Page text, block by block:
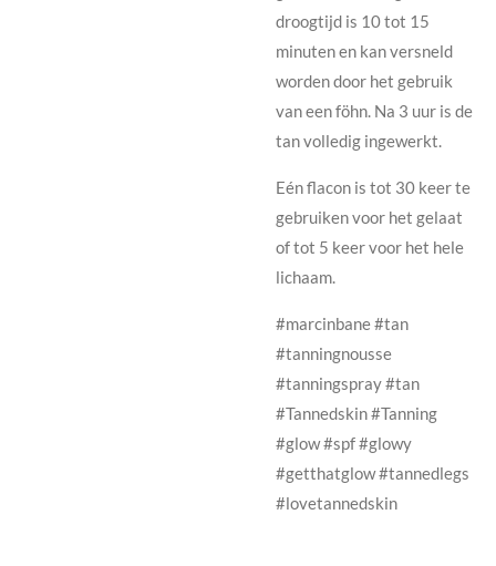
droogtijd is 10 tot 15
minuten en kan versneld
worden door het gebruik
van een föhn. Na 3 uur is de
tan volledig ingewerkt.
Eén flacon is tot 30 keer te
gebruiken voor het gelaat
of tot 5 keer voor het hele
lichaam.
#marcinbane #tan
#tanningnousse
#tanningspray #tan
#Tannedskin #Tanning
#glow #spf #glowy
#getthatglow #tannedlegs
#lovetannedskin